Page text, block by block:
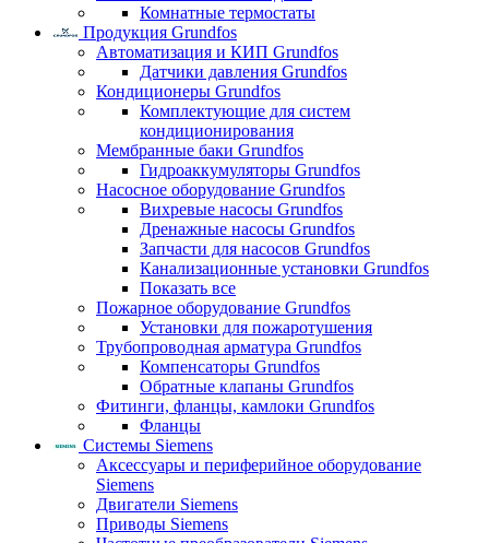
Комнатные термостаты
Продукция Grundfos
Автоматизация и КИП Grundfos
Датчики давления Grundfos
Кондиционеры Grundfos
Комплектующие для систем
кондиционирования
Мембранные баки Grundfos
Гидроаккумуляторы Grundfos
Насосное оборудование Grundfos
Вихревые насосы Grundfos
Дренажные насосы Grundfos
Запчасти для насосов Grundfos
Канализационные установки Grundfos
Показать все
Пожарное оборудование Grundfos
Установки для пожаротушения
Трубопроводная арматура Grundfos
Компенсаторы Grundfos
Обратные клапаны Grundfos
Фитинги, фланцы, камлоки Grundfos
Фланцы
Системы Siemens
Аксессуары и периферийное оборудование
Siemens
Двигатели Siemens
Приводы Siemens